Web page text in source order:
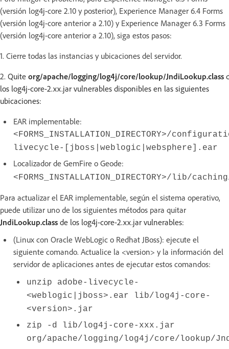
(versión log4j-core 2.10 y posterior), Experience Manager 6.4 Forms
(versión log4j-core anterior a 2.10) y Experience Manager 6.3 Forms
(versión log4j-core anterior a 2.10), siga estos pasos:
1. Cierre todas las instancias y ubicaciones del servidor.
2. Quite org/apache/logging/log4j/core/lookup/JndiLookup.class
los log4j-core-2.xx.jar vulnerables disponibles en las siguientes
ubicaciones:
EAR implementable:
<FORMS_INSTALLATION_DIRECTORY>/
livecycle-[jboss|weblogic|websphere].ear
Localizador de GemFire o Geode:
<FORMS_INSTALLATION_DIRECTORY>/lib/
Para actualizar el EAR implementable, según el sistema operativo,
puede utilizar uno de los siguientes métodos para quitar
JndiLookup.class de los log4j-core-2.xx.jar vulnerables:
(Linux con Oracle WebLogic o Redhat JBoss): ejecute el
siguiente comando. Actualice la <version> y la información del
servidor de aplicaciones antes de ejecutar estos comandos:
unzip adobe-livecycle-
<weblogic|jboss>.ear lib/log4j-core-
<version>.jar
zip -d lib/log4j-core-xxx.jar
org/apache/logging/log4j/core/lookup/